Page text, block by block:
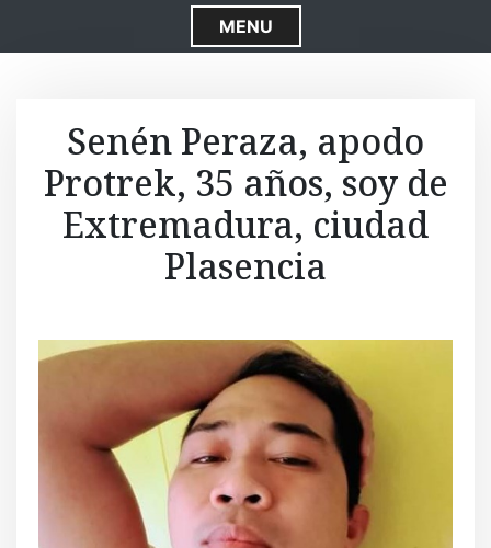
S
k
o
o
n
e
MENU
Senén Peraza, apodo
Protrek, 35 años, soy de
Extremadura, ciudad
Plasencia